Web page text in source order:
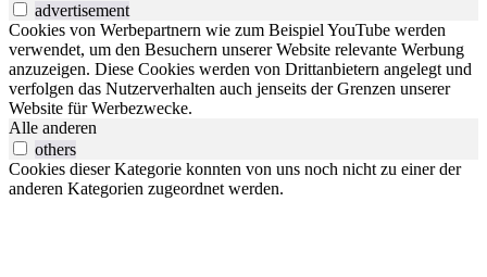
advertisement
Cookies von Werbepartnern wie zum Beispiel YouTube werden
verwendet, um den Besuchern unserer Website relevante Werbung
anzuzeigen. Diese Cookies werden von Drittanbietern angelegt und
verfolgen das Nutzerverhalten auch jenseits der Grenzen unserer
Website für Werbezwecke.
Alle anderen
others
Cookies dieser Kategorie konnten von uns noch nicht zu einer der
anderen Kategorien zugeordnet werden.